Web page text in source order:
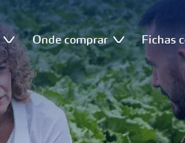
Onde comprar Fichas